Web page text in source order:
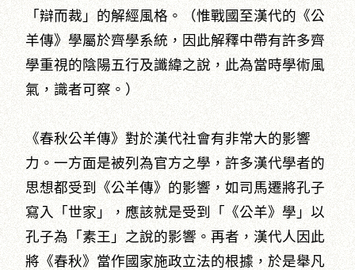
「辯而裁」的解經風格。（惟戰國至漢代的《公
羊傳》學屬於齊學系統，因此解釋中帶有許多齊
學重視的陰陽五行及讖緯之說，此為當時學術風
氣，識者可察。）
《春秋公羊傳》對於漢代社會有非常大的影響
力。一方面是被列為官方之學，許多漢代學者的
思想都受到《公羊傳》的影響，如司馬遷將孔子
寫入「世家」，應該就是受到「《公羊》學」以
孔子為「素王」之說的影響。再者，漢代人因此
將《春秋》當作國家施政立法的根據，於是舉凡